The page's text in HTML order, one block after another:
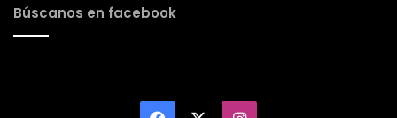
Búscanos en facebook